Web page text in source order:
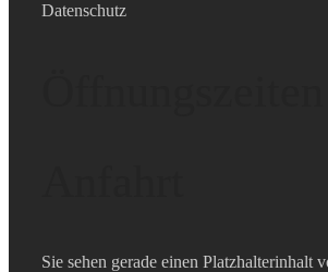
Datenschutz
Sie sehen gerade einen Platzhalterinhalt